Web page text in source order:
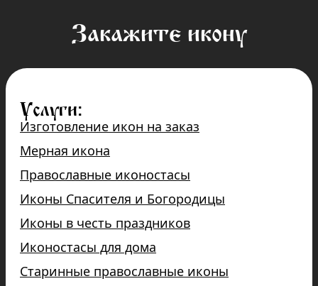
Закажите икону
Услуги:
Изготовление икон на заказ
Мерная икона
Православные иконостасы
Иконы Спасителя и Богородицы
Иконы в честь праздников
Иконостасы для дома
Старинные православные иконы